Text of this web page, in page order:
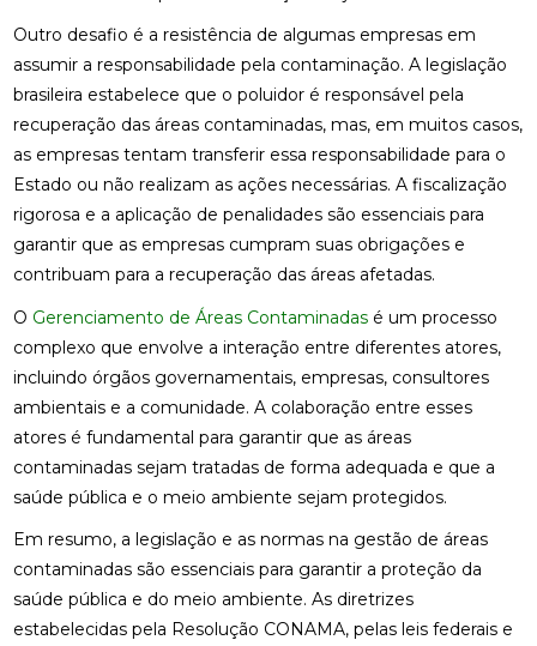
Outro desafio é a resistência de algumas empresas em
assumir a responsabilidade pela contaminação. A legislação
brasileira estabelece que o poluidor é responsável pela
recuperação das áreas contaminadas, mas, em muitos casos,
as empresas tentam transferir essa responsabilidade para o
Estado ou não realizam as ações necessárias. A fiscalização
rigorosa e a aplicação de penalidades são essenciais para
garantir que as empresas cumpram suas obrigações e
contribuam para a recuperação das áreas afetadas.
O Gerenciamento de Áreas Contaminadasé um processo
complexo que envolve a interação entre diferentes atores,
incluindo órgãos governamentais, empresas, consultores
ambientais e a comunidade. A colaboração entre esses
atores é fundamental para garantir que as áreas
contaminadas sejam tratadas de forma adequada e que a
saúde pública e o meio ambiente sejam protegidos.
Em resumo, a legislação e as normas na gestão de áreas
contaminadas são essenciais para garantir a proteção da
saúde pública e do meio ambiente. As diretrizes
estabelecidas pela Resolução CONAMA, pelas leis federais e